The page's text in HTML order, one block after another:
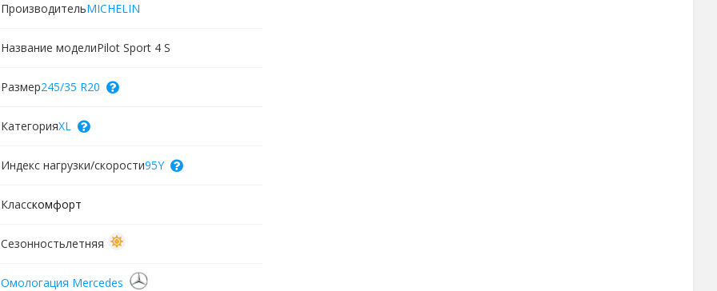
ПроизводительMICHELIN
Название моделиPilot Sport 4 S
Размер245/35 R20
КатегорияXL
Индекс нагрузки/скорости95Y
Класскомфорт
Сезонностьлетняя
Омологация Mercedes